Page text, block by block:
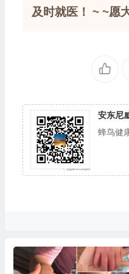
及时就医！ ~ ~愿
安东尼
蜂鸟健